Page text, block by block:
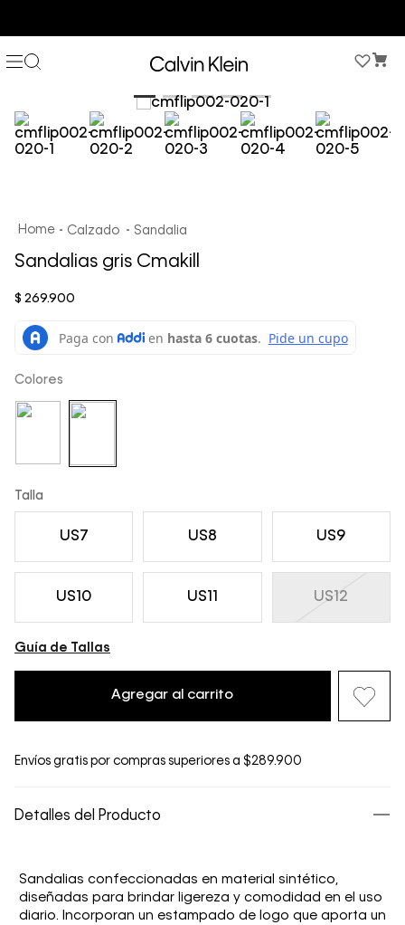
Calzado Sandalia
Sandalias gris Cmakill
$ 269.900
Colores
Talla
US7 US8 US9
US10 US11 US12
Guía de Tallas
Agregar al carrito
Envíos gratis por compras superiores a $289.900
Detalles del Producto
Sandalias confeccionadas en material sintético,
diseñadas para brindar ligereza y comodidad en el uso
diario. Incorporan un estampado de logo que aporta un